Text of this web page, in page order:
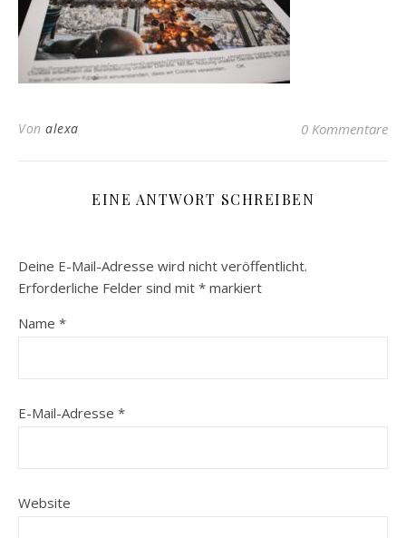
Von alexa 0 Kommentare
EINE ANTWORT SCHREIBEN
Deine E-Mail-Adresse wird nicht veröffentlicht.
Erforderliche Felder sind mit * markiert
Name *
E-Mail-Adresse *
Website